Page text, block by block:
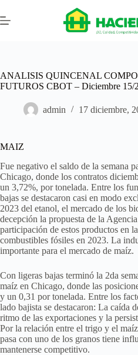
ANALISIS QUINCENAL
FUTUROS CBOT – Diciembre 15/
admin 17 diciembre,
MAIZ
Fue negativo el saldo de la semana
Chicago, donde los contratos
un 3,72%, por tonelada. Entre los
bajas se destacaron casi en modo
2023 del etanol, el mercado de los
decepción la propuesta de la
participación de estos productos en
combustibles fósiles en 2023. La
importante para el mercado de maíz.
Con ligeras bajas terminó la 2da
maíz en Chicago, donde las
y un 0,31 por tonelada. Entre los
lado bajista se destacaron: La caída
ritmo de las exportaciones y la
Por la relación entre el trigo y el
pasa con uno de los granos tiene
mantenerse competitivo.